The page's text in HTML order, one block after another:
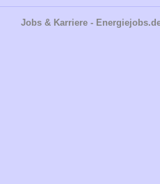
Jobs & Karriere -